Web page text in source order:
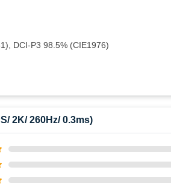
DCI-P3 98.5% (CIE1976)
2K/ 260Hz/ 0.3ms)